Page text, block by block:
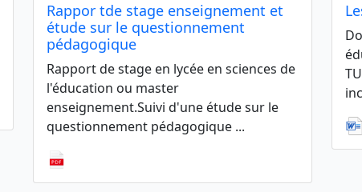
Rappor tde stage enseignement et
étude sur le questionnement
pédagogique
Rapport de stage en lycée en sciences de
l'éducation ou master
enseignement.Suivi d'une étude sur le
questionnement pédagogique ...